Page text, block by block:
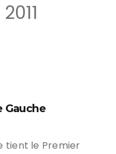
Gauche
tient le Premier